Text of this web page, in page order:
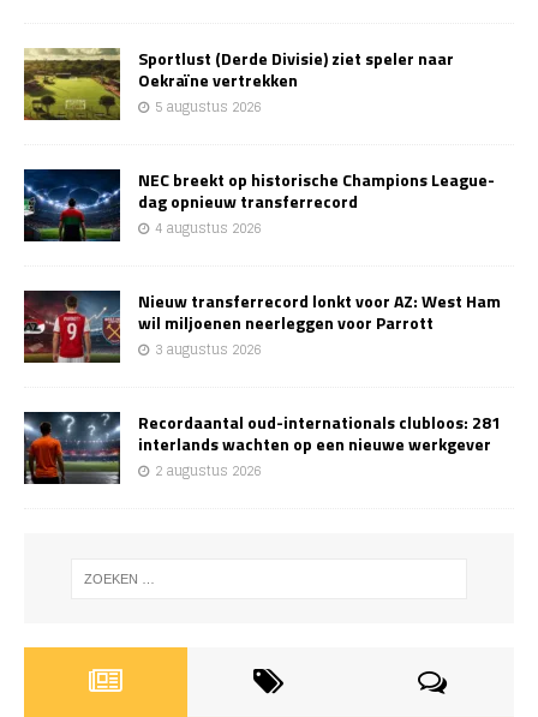
Sportlust (Derde Divisie) ziet speler naar
Oekraïne vertrekken
5 augustus 2026
NEC breekt op historische Champions League-
dag opnieuw transferrecord
4 augustus 2026
Nieuw transferrecord lonkt voor AZ: West Ham
wil miljoenen neerleggen voor Parrott
3 augustus 2026
Recordaantal oud-internationals clubloos: 281
interlands wachten op een nieuwe werkgever
2 augustus 2026